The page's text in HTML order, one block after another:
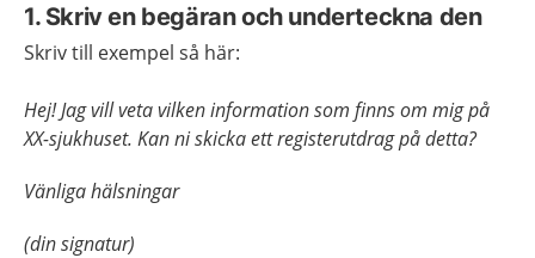
1. Skriv en begäran och underteckna den
Skriv till exempel så här:
Hej! Jag vill veta vilken information som finns om mig på
XX-sjukhuset. Kan ni skicka ett registerutdrag på detta?
Vänliga hälsningar
(din signatur)